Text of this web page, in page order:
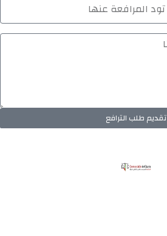
تقديم طلب الترافع